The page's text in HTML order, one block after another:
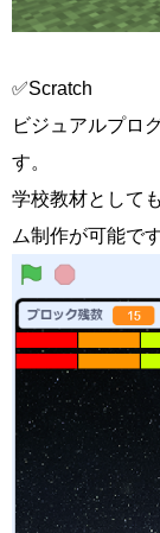
✅Scratch
ビジュアルプロ
す。
学校教材として
ム制作が可能です